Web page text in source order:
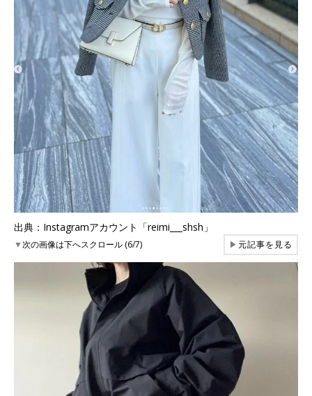
出典：Instagramアカウント「reimi___shsh」
▼次の画像は下へスクロール (6/7) ▶元記事を見る